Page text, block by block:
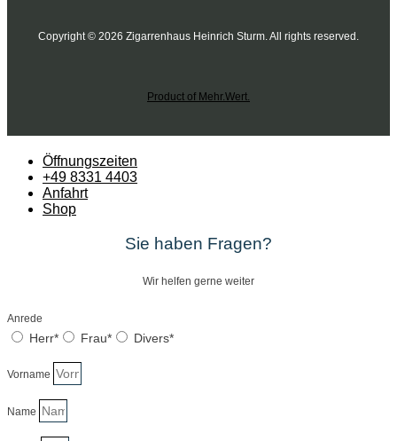
Copyright © 2026 Zigarrenhaus Heinrich Sturm. All rights reserved.
Product of Mehr.Wert.
Öffnungszeiten
+49 8331 4403
Anfahrt
Shop
Sie haben Fragen?
Wir helfen gerne weiter
Anrede
Herr* Frau* Divers*
Vorname
Name